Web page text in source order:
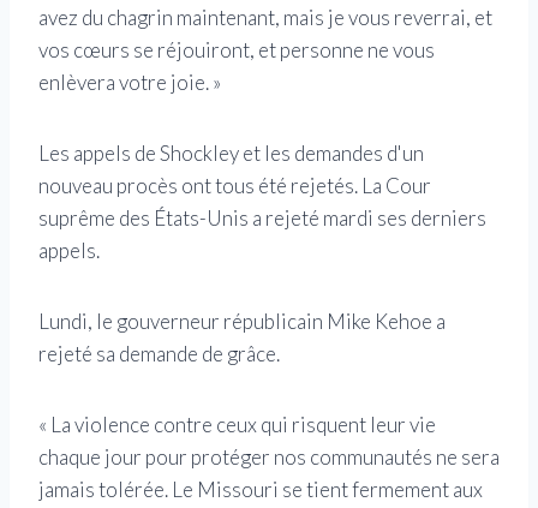
avez du chagrin maintenant, mais je vous reverrai, et
vos cœurs se réjouiront, et personne ne vous
enlèvera votre joie. »
Les appels de Shockley et les demandes d'un
nouveau procès ont tous été rejetés. La Cour
suprême des États-Unis a rejeté mardi ses derniers
appels.
Lundi, le gouverneur républicain Mike Kehoe a
rejeté sa demande de grâce.
« La violence contre ceux qui risquent leur vie
chaque jour pour protéger nos communautés ne sera
jamais tolérée. Le Missouri se tient fermement aux